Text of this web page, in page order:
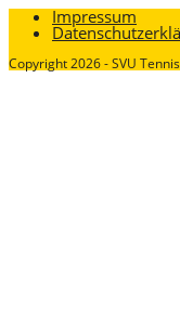
Impressum
Copyright 2026 - SVU